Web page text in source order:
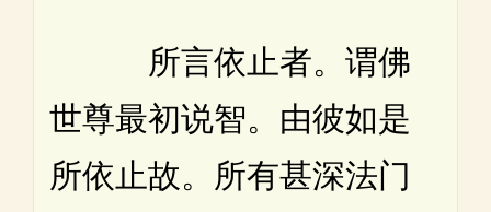
所言依止者。谓佛
世尊最初说智。由彼如是
所依止故。所有甚深法门